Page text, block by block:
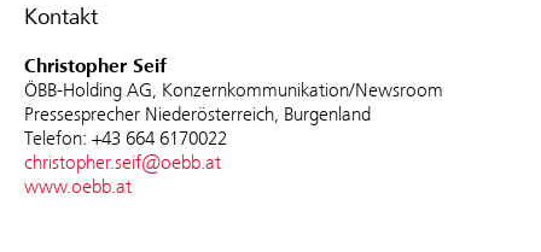
Kontakt
Christopher Seif
ÖBB-Holding AG, Konzernkommunikation/Newsroom
Pressesprecher Niederösterreich, Burgenland
Telefon: +43 664 6170022
christopher.seif@oebb.at
www.oebb.at